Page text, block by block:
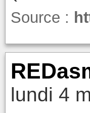
Source :
lundi 4